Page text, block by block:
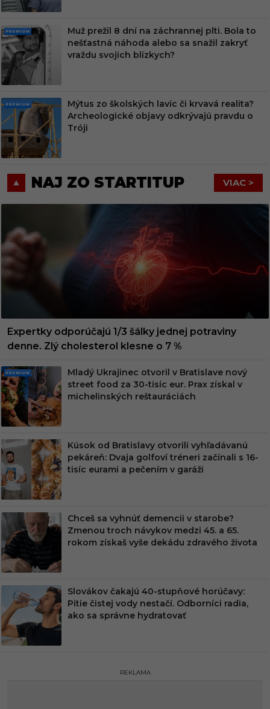
PRE
MIU
M
Muž prežil 8 dní na záchrannej plti. Bola to
nešťastná náhoda alebo sa snažil zakryť
vraždu svojich blízkych?
PRE
MIU
M
Mýtus zo školských lavíc či krvavá realita?
Archeologické objavy odkrývajú pravdu o
Tróji
NAJ ZO STARTITUP VIAC >
Expertky odporúčajú 1/3 šálky jednej potraviny
denne. Zlý cholesterol klesne o 7 %
PRE
MIU
M
Mladý Ukrajinec otvoril v Bratislave nový
street food za 30-tisíc eur. Prax získal v
michelinských reštauráciách
Kúsok od Bratislavy otvorili vyhľadávanú
pekáreň: Dvaja golfoví tréneri začínali s 16-
tisíc eurami a pečením v garáži
Chceš sa vyhnúť demencii v starobe?
Zmenou troch návykov medzi 45. a 65.
rokom získaš vyše dekádu zdravého života
Slovákov čakajú 40-stupňové horúčavy:
Pitie čistej vody nestačí. Odborníci radia,
ako sa správne hydratovať
REKLAMA